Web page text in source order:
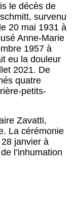
le décès de
survenu
20 mai 1931 à
Anne-Marie
1957 à
eu la douleur
2021. De
quatre
petits-
Zavatti,
La cérémonie
janvier à
l’inhumation